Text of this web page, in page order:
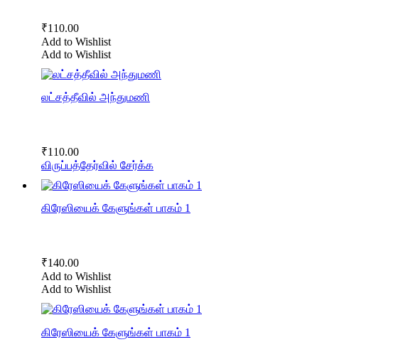
₹110.00
Add to Wishlist
Add to Wishlist
லட்சத்தீவில் அந்துமணி
₹110.00
விருப்பத்தேர்வில் சேர்க்க
கிரேஸியைக் கேளுங்கள் பாகம் 1
₹140.00
Add to Wishlist
Add to Wishlist
கிரேஸியைக் கேளுங்கள் பாகம் 1